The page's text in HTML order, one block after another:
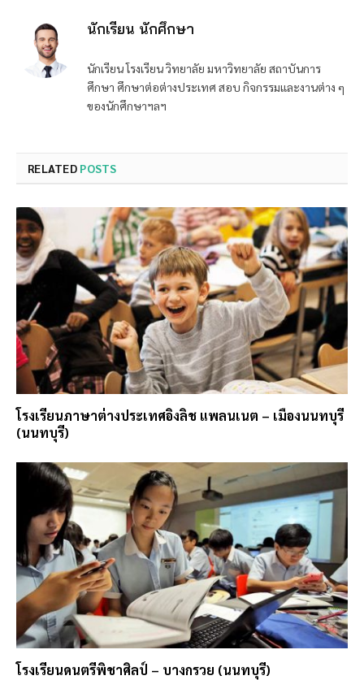
นักเรียน นักศึกษา
นักเรียน โรงเรียน วิทยาลัย มหาวิทยาลัย สถาบันการ
ศึกษา ศึกษาต่อต่างประเทศ สอบ กิจกรรมและงานต่าง ๆ
ของนักศึกษาฯลฯ
RELATED POSTS
โรงเรียนภาษาต่างประเทศอิงลิช แพลนเนต – เมืองนนทบุรี
(นนทบุรี)
โรงเรียนดนตรีพิชาศิลป์ – บางกรวย (นนทบุรี)